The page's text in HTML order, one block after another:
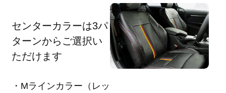
センターカラーは3パ
ターンからご選択い
ただけます
・Mラインカラー（レッ